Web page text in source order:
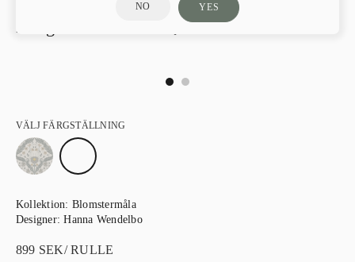
Marguerite – 51001
Kollektion: Blomstermåla
Designer:Hanna Wendelbo
VÄLJ FÄRGSTÄLLNING
899 SEK/ RULLE
NO YES